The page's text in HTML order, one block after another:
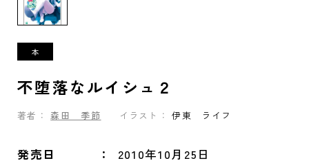
不堕落なルイシュ２
著者： 森田 季節 イラスト： 伊東 ライフ
発売日 2010年10月25日